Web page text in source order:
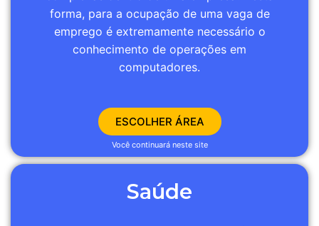
forma, para a ocupação de uma vaga de
emprego é extremamente necessário o
conhecimento de operações em
computadores.
ESCOLHER ÁREA
Você continuará neste site
Saúde